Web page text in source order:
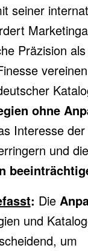
seiner
Präzision
ohne
Interesse der
und die
: Die
und
um